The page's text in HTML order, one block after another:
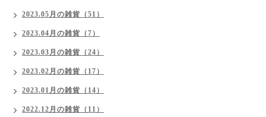
2023.05月の雑貨（51）
2023.04月の雑貨（7）
2023.03月の雑貨（24）
2023.02月の雑貨（17）
2023.01月の雑貨（14）
2022.12月の雑貨（11）